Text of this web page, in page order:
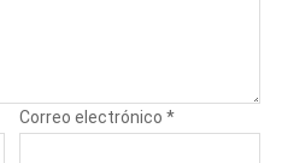
Correo electrónico*